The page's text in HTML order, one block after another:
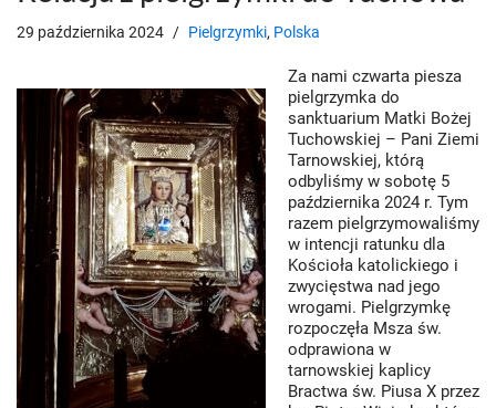
29 października 2024 Pielgrzymki, Polska
Za nami czwarta piesza
pielgrzymka do
sanktuarium Matki Bożej
Tuchowskiej – Pani Ziemi
Tarnowskiej, którą
odbyliśmy w sobotę 5
października 2024 r. Tym
razem pielgrzymowaliśmy
w intencji ratunku dla
Kościoła katolickiego i
zwycięstwa nad jego
wrogami. Pielgrzymkę
rozpoczęła Msza św.
odprawiona w
tarnowskiej kaplicy
Bractwa św. Piusa X przez